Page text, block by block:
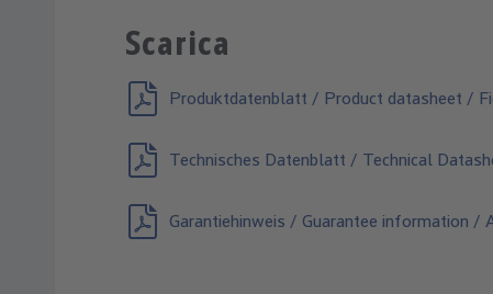
Scarica
Produktdatenblatt / Product datasheet /
Technisches Datenblatt / Technical
Garantiehinweis / Guarantee information /